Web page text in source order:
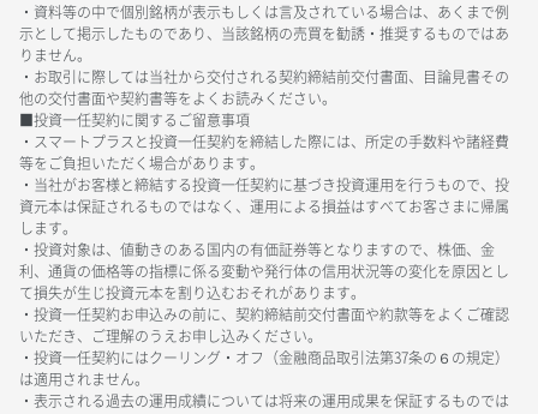
・資料等の中で個別銘柄が表示もしくは言及されている場合は、あくまで例
示として掲示したものであり、当該銘柄の売買を勧誘・推奨するものではあ
りません。
・お取引に際しては当社から交付される契約締結前交付書面、目論見書その
他の交付書面や契約書等をよくお読みください。
■投資一任契約に関するご留意事項
・スマートプラスと投資一任契約を締結した際には、所定の手数料や諸経費
等をご負担いただく場合があります。
・当社がお客様と締結する投資一任契約に基づき投資運用を行うもので、投
資元本は保証されるものではなく、運用による損益はすべてお客さまに帰属
します。
・投資対象は、値動きのある国内の有価証券等となりますので、株価、金
利、通貨の価格等の指標に係る変動や発行体の信用状況等の変化を原因とし
て損失が生じ投資元本を割り込むおそれがあります。
・投資一任契約お申込みの前に、契約締結前交付書面や約款等をよくご確認
いただき、ご理解のうえお申し込みください。
・投資一任契約にはクーリング・オフ（金融商品取引法第37条の６の規定）
は適用されません。
・表示される過去の運用成績については将来の運用成果を保証するものでは